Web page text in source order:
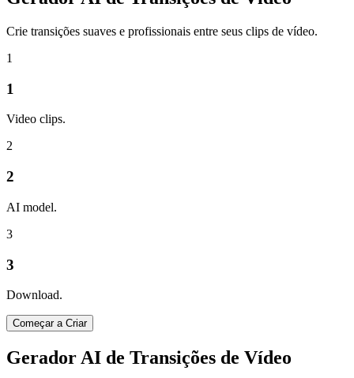
Crie transições suaves e profissionais entre seus clips de vídeo.
1
1
Video clips.
2
2
AI model.
3
3
Download.
Começar a Criar
Gerador AI de Transições de Vídeo